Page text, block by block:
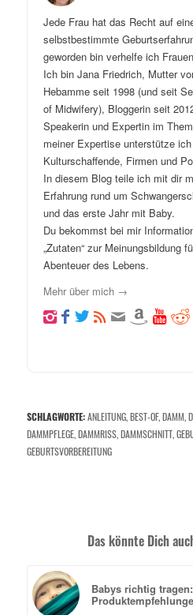
Jede Frau hat das Recht auf
selbstbestimmte
geworden bin verhelfe ich
Ich bin Jana Friedrich, Mutter
Hebamme seit 1998 (und seit
of Midwifery), Bloggerin seit
Speakerin und Expertin im
meiner Expertise unterstütze
Kulturschaffende, Firmen und
In diesem Blog teile ich mit dir
Erfahrung rund um
und das erste Jahr mit Baby.
Du bekommst bei mir
„Zutaten“ zur Meinungsbildung
Abenteuer des Lebens.
Mehr über mich →
SCHLAGWORTE: ANLEITUNG,BEST-OF,DAMM,
DAMMPFLEGE,DAMMRISS,DAMMSCHNITT,
GEBURTSVORBEREITUNG
Das könnte Dich
Babys richtig